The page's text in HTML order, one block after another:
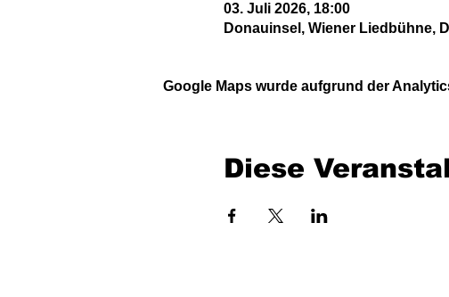
03. Juli 2026, 18:00
Donauinsel, Wiener Liedbühne,
Google Maps wurde aufgrund der
Diese